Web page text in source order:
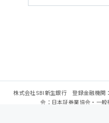
株式会社SBI新生銀行 登録金融機関
会：日本証券業協会・一